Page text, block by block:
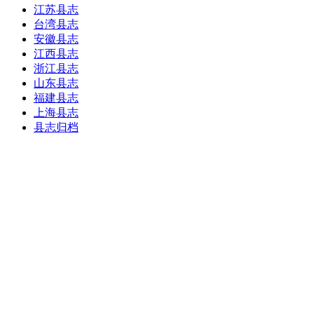
江苏县志
台湾县志
安徽县志
江西县志
浙江县志
山东县志
福建县志
上海县志
县志归档